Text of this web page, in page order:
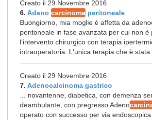
Creato il 29 Novembre 2016
6. Adeno carcinoma peritoneale
Buongiorno, mia moglie è affetta da
peritoneale in fase avanzata per cui non è
l'intervento chirurgico con terapia
intraoperatoria. L'unica terapia che è stata
Creato il 29 Novembre 2016
7. Adenocalcinoma gastrico
... novantenne, diabetica, con demenza
deambulante, con pregresso Adeno
operato con successo per via